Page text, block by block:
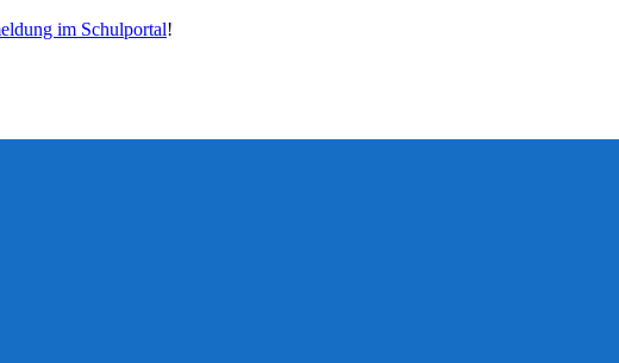
im Schulportal!